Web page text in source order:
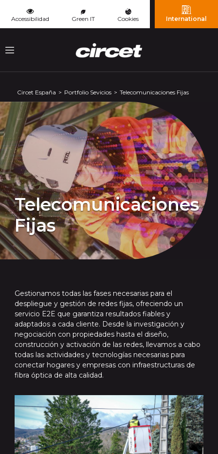
Accessibilidad Green IT Cookies International
Menu
Circet España Portfolio Sevicios Telecomunicaciones Fijas
Telecomunicaciones
Fijas
Gestionamos todas las fases necesarias para el
despliegue y gestión de redes fijas, ofreciendo un
servicio E2E que garantiza resultados fiables y
adaptados a cada cliente. Desde la investigación y
negociación con propiedades hasta el diseño,
construcción y activación de las redes, llevamos a cabo
todas las actividades y tecnologías necesarias para
conectar hogares y empresas con infraestructuras de
fibra óptica de alta calidad.